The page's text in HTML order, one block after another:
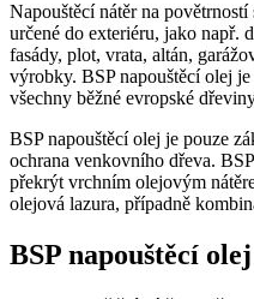
Napouštěcí nátěr na
určené do exteriéru, jako např.
fasády, plot, vrata, altán,
výrobky. BSP napouštěcí olej
všechny běžné evropské
BSP napouštěcí olej je pouze
ochrana venkovního dřeva.
překrýt vrchním olejovým
olejová lazura, případně
BSP napouštěcí